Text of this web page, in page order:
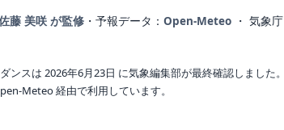
藤 美咲 が監修 ・ 予報データ： Open-Meteo ・ 気象庁
スは 2026年6月23日 に気象編集部が最終確認しました。
Meteo 経由で利用しています。